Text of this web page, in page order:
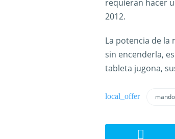
requieran hacer
2012.
La potencia de la
sin encenderla,
tableta jugona,
mando